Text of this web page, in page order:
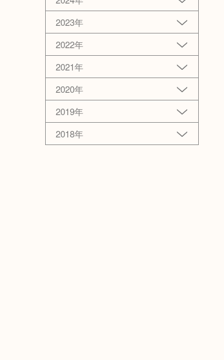
2023年
2022年
2021年
2020年
2019年
2018年